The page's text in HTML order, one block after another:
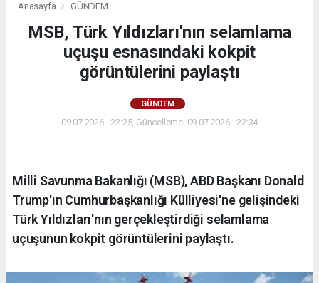
Anasayfa GÜNDEM
MSB, Türk Yıldızları'nın selamlama
uçuşu esnasındaki kokpit
görüntülerini paylaştı
GÜNDEM
09.07.2026 - 22:25, Güncelleme: 09.07.2026 - 22:34
Milli Savunma Bakanlığı (MSB), ABD Başkanı Donald
Trump'ın Cumhurbaşkanlığı Külliyesi'ne gelişindeki
Türk Yıldızları'nın gerçekleştirdiği selamlama
uçuşunun kokpit görüntülerini paylaştı.